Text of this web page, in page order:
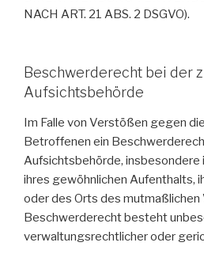
NACH ART. 21 ABS. 2 DSGVO).
Beschwerderecht bei der
Aufsichtsbehörde
Im Falle von Verstößen gegen
Betroffenen ein
Aufsichtsbehörde,
ihres gewöhnlichen Aufenthalts,
oder des Orts des mutmaßlichen
Beschwerderecht besteht
verwaltungsrechtlicher oder